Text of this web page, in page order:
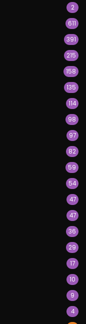
2
611
391
215
158
135
114
98
97
82
59
54
47
47
36
29
17
10
9
4